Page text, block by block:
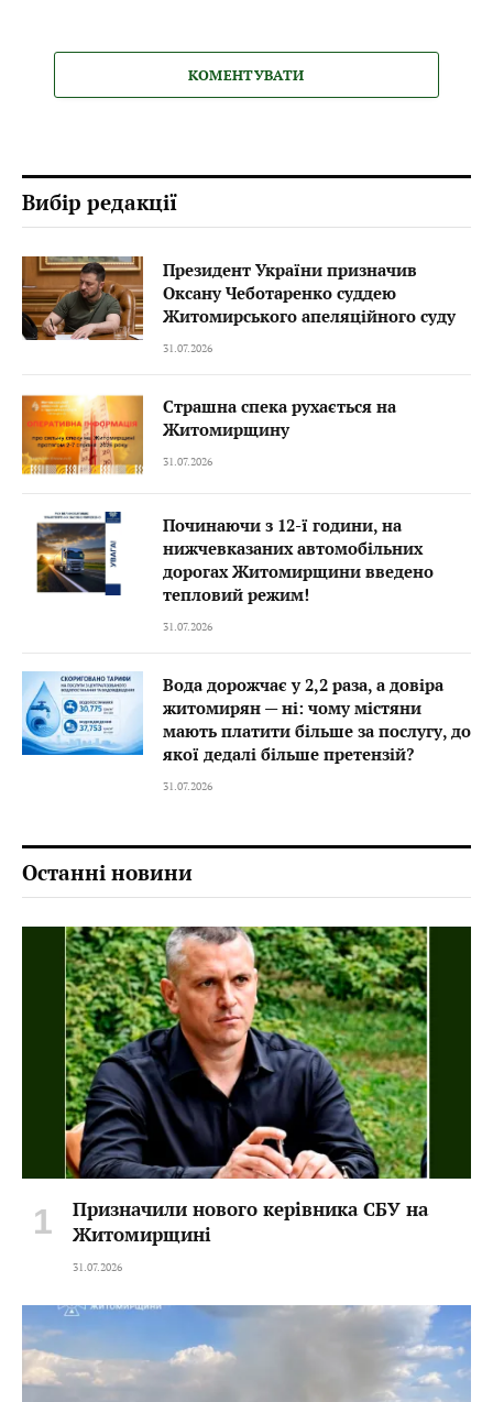
КОМЕНТУВАТИ
Вибір редакції
Президент України призначив
Оксану Чеботаренко суддею
Житомирського апеляційного суду
31.07.2026
Страшна спека рухається на
Житомирщину
31.07.2026
Починаючи з 12-ї години, на
нижчевказаних автомобільних
дорогах Житомирщини введено
тепловий режим!
31.07.2026
Вода дорожчає у 2,2 раза, а довіра
житомирян — ні: чому містяни
мають платити більше за послугу, до
якої дедалі більше претензій?
31.07.2026
Останні новини
Призначили нового керівника СБУ на
Житомирщині
31.07.2026